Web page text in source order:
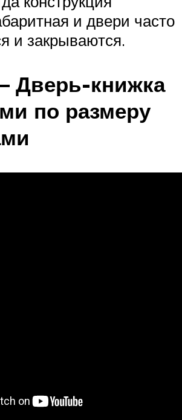
и двери часто
и закрываются.
Дверь-книжка
по размеру